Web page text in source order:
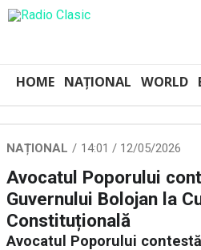
HOME NAȚIONAL WORLD
NAȚIONAL 14:01 / 12/05/2026
Avocatul Poporului
Guvernului Bolojan la
Constituțională
Avocatul Poporului